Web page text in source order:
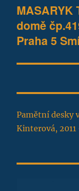
Následující
příspěvek:
MASARYK
domě
Praha 5
Pamětní desky
Kinterová,